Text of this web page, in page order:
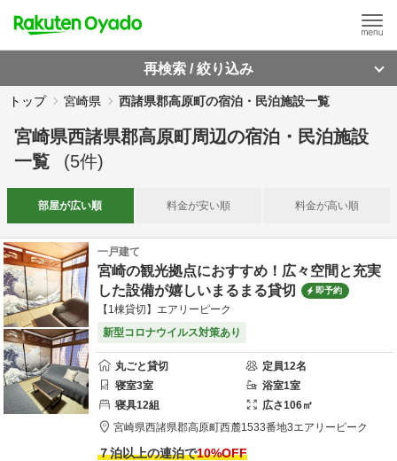
再検索 / 絞り込み
トップ 宮崎県 西諸県郡高原町の宿泊・民泊施設一覧
宮崎県西諸県郡高原町周辺の宿泊・民泊施設
一覧
(5件)
部屋が広い順 料金が安い順 料金が高い順
一戸建て
宮崎の観光拠点におすすめ！広々空間と充実
した設備が嬉しいまるまる貸切
即予約
【1棟貸切】エアリーピーク
新型コロナウイルス対策あり
丸ごと貸切 定員12名
寝室3室 浴室1室
寝具12組 広さ106㎡
宮崎県西諸県郡高原町西麓1533番地3エアリーピーク
７泊以上の連泊で10%OFF